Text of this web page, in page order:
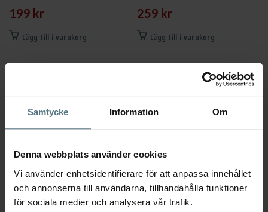
Samtycke Information Om
Denna webbplats använder cookies
Vi använder enhetsidentifierare för att anpassa innehållet
och annonserna till användarna, tillhandahålla funktioner
för sociala medier och analysera vår trafik.
199 kr
Lägg till i varukorg
259 kr
Lägg till i varukorg
Knopp Classis ek Ø25 Knopp Classis valnöt Ø25